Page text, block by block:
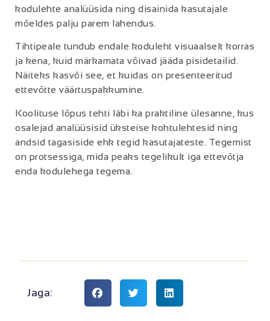
kodulehte analüüsida ning disainida kasutajale
mõeldes palju parem lahendus.
Tihtipeale tundub endale koduleht visuaalselt korras
ja kena, kuid märkamata võivad jääda pisidetailid.
Näiteks kasvõi see, et kuidas on presenteeritud
ettevõtte väärtuspakkumine.
Koolituse lõpus tehti läbi ka praktiline ülesanne, kus
osalejad analüüsisid üksteise kohtulehtesid ning
andsid tagasiside ehk tegid kasutajateste. Tegemist
on protsessiga, mida peaks tegelikult iga ettevõtja
enda kodulehega tegema.
Jaga: